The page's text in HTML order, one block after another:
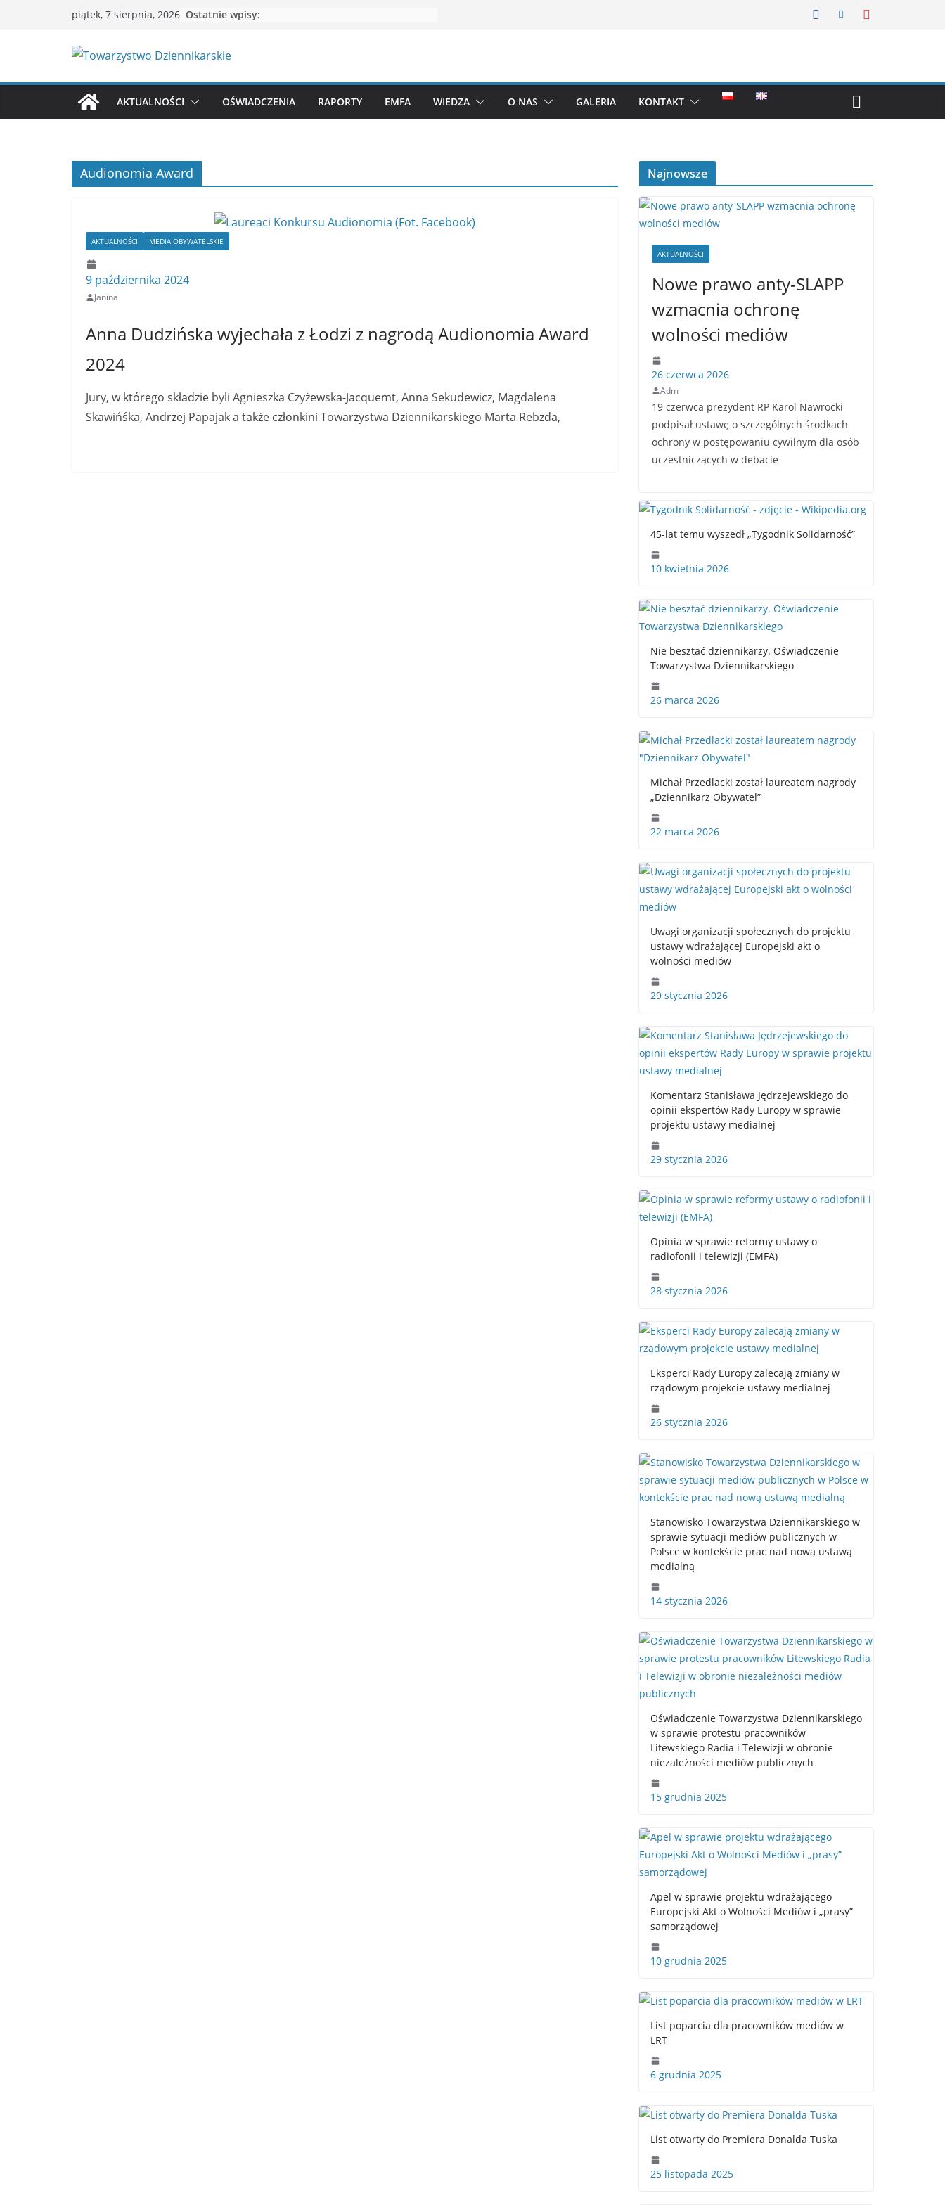
piątek, 7 sierpnia, 2026 Ostatnie wpisy:
AKTUALNOŚCI OŚWIADCZENIA RAPORTY EMFA WIEDZA O NAS GALERIA KONTAKT
Audionomia Award
AKTUALNOŚCI MEDIA OBYWATELSKIE
9 października 2024
Janina
Anna Dudzińska wyjechała z Łodzi z nagrodą Audionomia Award
2024
Jury, w którego składzie byli Agnieszka Czyżewska-Jacquemt, Anna Sekudewicz, Magdalena
Skawińśka, Andrzej Papajak a także członkini Towarzystwa Dziennikarskiego Marta Rebzda,
Najnowsze
AKTUALNOŚCI
Nowe prawo anty-SLAPP
wzmacnia ochronę
wolności mediów
26 czerwca 2026
Adm
19 czerwca prezydent RP Karol Nawrocki
podpisał ustawę o szczególnych środkach
ochrony w postępowaniu cywilnym dla osób
uczestniczących w debacie
45-lat temu wyszedł „Tygodnik Solidarność”
10 kwietnia 2026
Nie besztać dziennikarzy. Oświadczenie
Towarzystwa Dziennikarskiego
26 marca 2026
Michał Przedlacki został laureatem nagrody
„Dziennikarz Obywatel”
22 marca 2026
Uwagi organizacji społecznych do projektu
ustawy wdrażającej Europejski akt o
wolności mediów
29 stycznia 2026
Komentarz Stanisława Jędrzejewskiego do
opinii ekspertów Rady Europy w sprawie
projektu ustawy medialnej
29 stycznia 2026
Opinia w sprawie reformy ustawy o
radiofonii i telewizji (EMFA)
28 stycznia 2026
Eksperci Rady Europy zalecają zmiany w
rządowym projekcie ustawy medialnej
26 stycznia 2026
Stanowisko Towarzystwa Dziennikarskiego w
sprawie sytuacji mediów publicznych w
Polsce w kontekście prac nad nową ustawą
medialną
14 stycznia 2026
Oświadczenie Towarzystwa Dziennikarskiego
w sprawie protestu pracowników
Litewskiego Radia i Telewizji w obronie
niezależności mediów publicznych
15 grudnia 2025
Apel w sprawie projektu wdrażającego
Europejski Akt o Wolności Mediów i „prasy”
samorządowej
10 grudnia 2025
List poparcia dla pracowników mediów w
LRT
6 grudnia 2025
List otwarty do Premiera Donalda Tuska
25 listopada 2025